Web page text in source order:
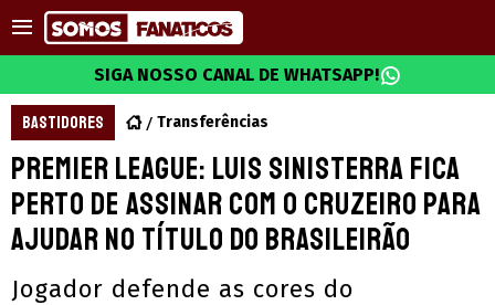
SIGA NOSSO CANAL DE WHATSAPP!
BASTIDORES Transferências
Premier League: Luis Sinisterra fica
perto de assinar com o Cruzeiro para
ajudar no título do Brasileirão
Jogador defende as cores do